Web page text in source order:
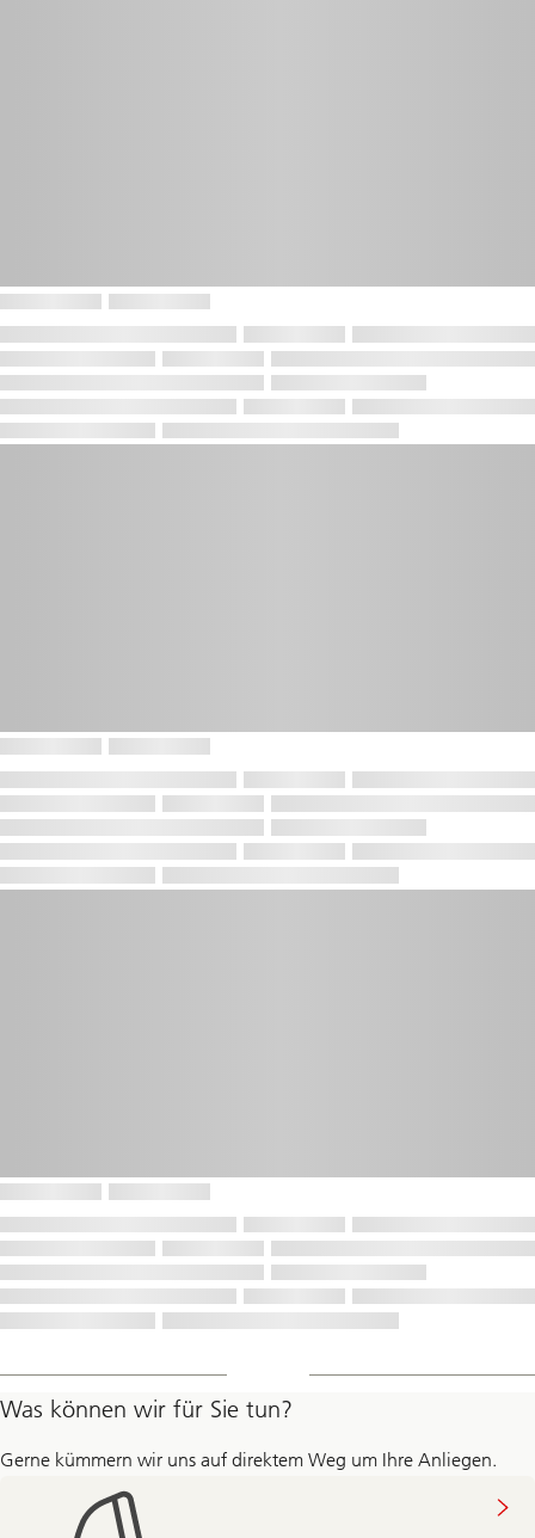
Was können wir für Sie tun?
Gerne kümmern wir uns auf direktem Weg um Ihre Anliegen.